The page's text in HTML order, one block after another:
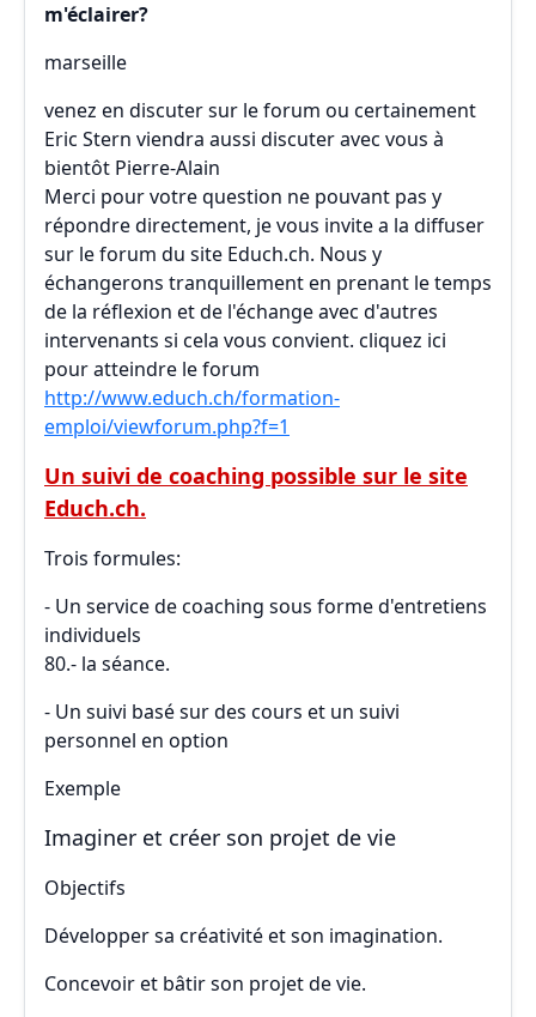
m'éclairer?
marseille
venez en discuter sur le forum ou certainement
Eric Stern viendra aussi discuter avec vous à
bientôt Pierre-Alain
Merci pour votre question ne pouvant pas y
répondre directement, je vous invite a la diffuser
sur le forum du site Educh.ch. Nous y
échangerons tranquillement en prenant le temps
de la réflexion et de l'échange avec d'autres
intervenants si cela vous convient. cliquez ici
pour atteindre le forum
http://www.educh.ch/formation-
emploi/viewforum.php?f=1
Un suivi de coaching possible sur le site
Educh.ch.
Trois formules:
- Un service de coaching sous forme d'entretiens
individuels
80.- la séance.
- Un suivi basé sur des cours et un suivi
personnel en option
Exemple
Imaginer et créer son projet de vie
Objectifs
Développer sa créativité et son imagination.
Concevoir et bâtir son projet de vie.